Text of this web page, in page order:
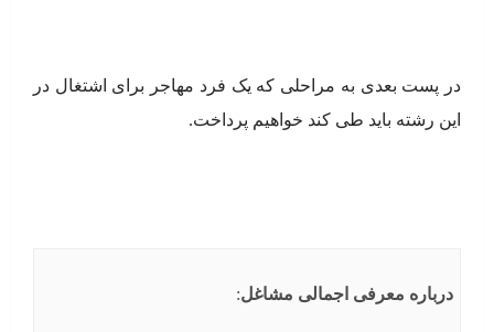
در پست بعدی به مراحلی که یک فرد مهاجر برای اشتغال در
این رشته باید طی کند خواهیم پرداخت.
درباره معرفی اجمالی مشاغل: